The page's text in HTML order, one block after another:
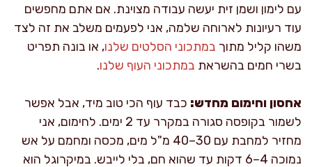
עם לימון ושמן זית יעשה עבודה מצוינת. אם אתם מחפשים
עוד רעיונות לארוחה שלמה, אני לפעמים משלב את זה לצד
משהו קליל מתוך במתכוני הסלטים שלנו, או בונה תפריט
בשרי חמים בהשראת במתכוני העוף שלנו.
אחסון וחימום מחדש: כבד עוף הכי טוב מיד, אבל אפשר
לשמור בקופסה סגורה במקרר עד 2 ימים. לחימום, אני
מחזיר למחבת עם 30–40 מ"ל מים, מכסה ומחמם על אש
נמוכה 4–6 דקות עד שהוא חם, בלי לייבש. במיקרוגל הוא